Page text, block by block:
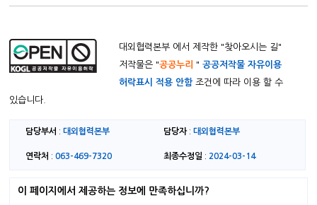
대외협력본부 에서 제작한 "찾아오시는 길"
저작물은 "공공누리 "공공저작물 자유이용
허락표시 적용 안함조건에 따라 이용 할 수
있습니다.
담당부서 :대외협력본부 담당자: 대외협력본부
연락처 :063-469-7320 최종수정일 : 2024-03-14
이 페이지에서 제공하는 정보에 만족하십니까?